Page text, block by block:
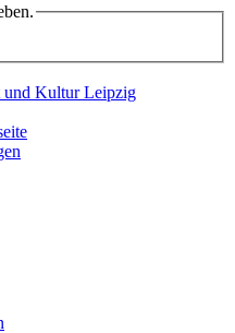
und Kultur Leipzig